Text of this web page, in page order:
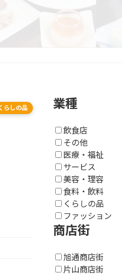
らしの品 業種
飲食店
その他
医療・福祉
サービス
美容・理容
食料・飲料
くらしの品
ファッション
商店街
旭通商店街
片山商店街